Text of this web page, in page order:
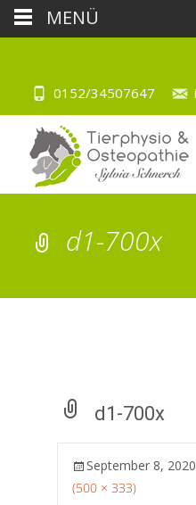
0152/34507647
d1-700x
d1-700x
September 8, 2020
(500 × 333)
MENÜ